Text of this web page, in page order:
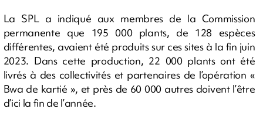
La SPL a indiqué aux membres de la Commission
permanente que 195 000 plants, de 128 espèces
différentes, avaient été produits sur ces sites à la fin juin
2023. Dans cette production, 22 000 plants ont été
livrés à des collectivités et partenaires de l’opération «
Bwa de kartié », et près de 60 000 autres doivent l’être
d’ici la fin de l’année.